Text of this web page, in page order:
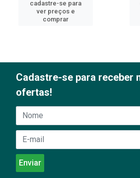
cadastre-se para
ver preços e
comprar
Cadastre-se para receber
ofertas!